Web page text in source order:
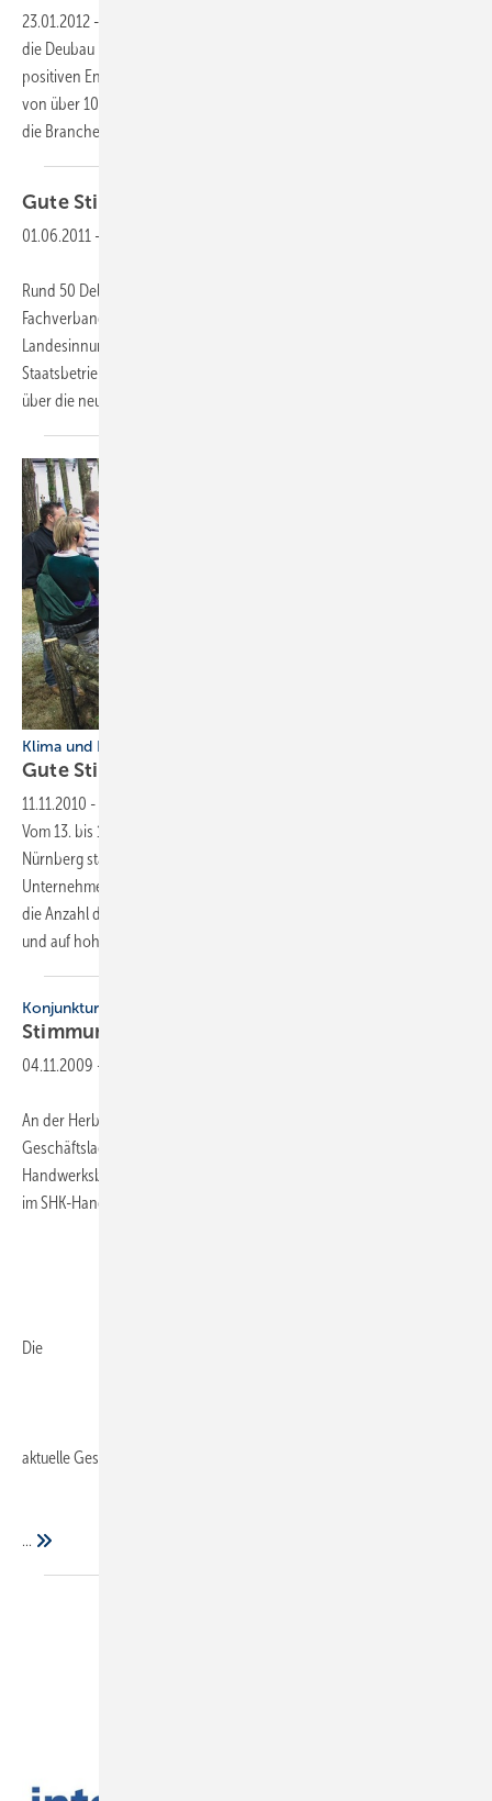
23.01.2012 -
die Deubau in Essen bei ihrer 25. Ausgabe. Angesichts der sehr
positiven Entwicklung des vergangenen Jahres mit einem Umsatzplus
von über 10% und der optimistischen Aussichten für 2012 zeigte sich
die Branche sehr zuversichtlich, so das
Gute Stimmung, aber kein
01.06.2011 -
Rund 50 Delegierte besuchten die Mitgliederversammlung des
Fachverbandes in Döbeln. Nach der Begrüßung durch
Landesinnungsmeister Herbert Reischl berichtete Sven Wiche vom
Staatsbetrieb Sächsisches Immobilien- und Baumanagement (SIB)
über die neue eVergabe des Freistaates Sachsen. Seit
Klima und Kältetechnik in Nürnberg
Gute Stimmung auf der
11.11.2010 -
Vom 13. bis 15. Oktober 2010 fand die Chillventa zum zweiten Mal in
Nürnberg statt. Mit 10 % Zuwachs waren dieses Jahr 880
Unternehmen aus aller Welt in Nürnberg zu Gast. Mit über 29000 war
die Anzahl der Fachbesucher und Kongressteilnehmer ebenso gut
und auf hohem stabilen
Konjunkturumfrage
Stimmung so gut wie
04.11.2009 -
An der Herbstumfrage des ZVSHK zur Einschätzung der aktuellen
Geschäftslage haben sich (repräsentativ bundesweit) 576
Handwerksbetriebe beteiligt. Das wichtigste Resümee: Die Stimmung
im SHK-Handwerk ist so gut wie in keiner Umfrage zuvor!
Die
aktuelle Geschäftslage
...